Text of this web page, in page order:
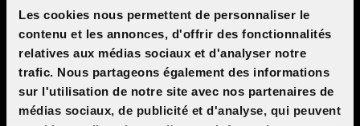
Les cookies nous permettent de personnaliser le
contenu et les annonces, d'offrir des fonctionnalités
relatives aux médias sociaux et d'analyser notre
trafic. Nous partageons également des informations
sur l'utilisation de notre site avec nos partenaires de
médias sociaux, de publicité et d'analyse, qui peuvent
Consulter nos catalogues pour
connaître les films disponibles.
Catalogue jeune public
Catalogue groupes francisation